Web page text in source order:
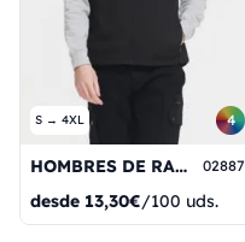
S → 4XL 4
HOMBRES DE RAZA BW 02887
desde 13,30€/100 uds.